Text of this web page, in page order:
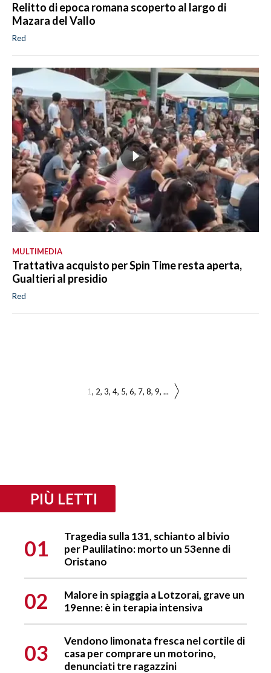
Relitto di epoca romana scoperto al largo di
Mazara del Vallo
Red
MULTIMEDIA
Trattativa acquisto per Spin Time resta aperta,
Gualtieri al presidio
Red
1 2 3 4 5 6 7 8 9 ...
PIÙ LETTI
01
Tragedia sulla 131, schianto al bivio
per Paulilatino: morto un 53enne di
Oristano
02
Malore in spiaggia a Lotzorai, grave un
19enne: è in terapia intensiva
03
Vendono limonata fresca nel cortile di
casa per comprare un motorino,
denunciati tre ragazzini